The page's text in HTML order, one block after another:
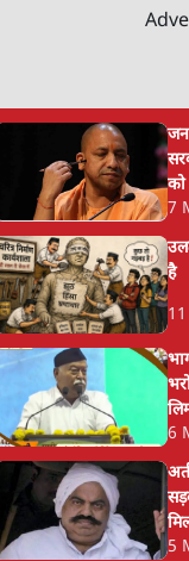
को
7
है
6
5